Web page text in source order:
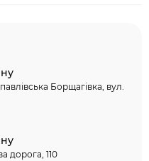
Борщагівка, вул.
дорога, 110